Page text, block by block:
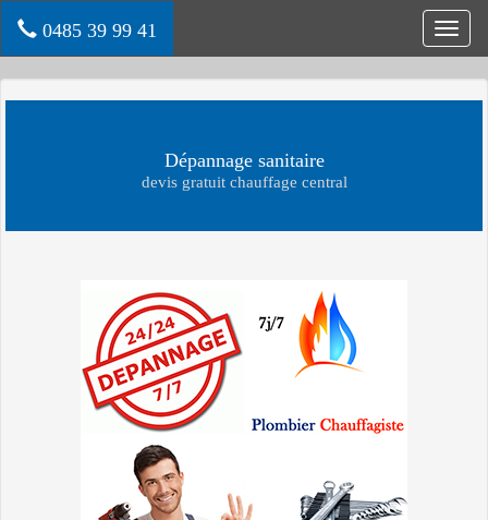
0485 39 99 41
Dépannage sanitaire
devis gratuit chauffage central